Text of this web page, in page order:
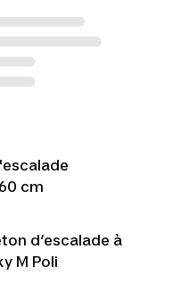
cm
d’escalade à
M Poli